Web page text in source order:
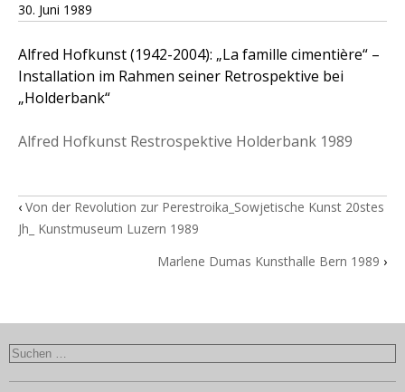
30. Juni 1989
Alfred Hofkunst (1942-2004): „La famille cimentière“ –
Installation im Rahmen seiner Retrospektive bei
„Holderbank“
Alfred Hofkunst Restrospektive Holderbank 1989
‹ Von der Revolution zur Perestroika_Sowjetische Kunst 20stes
Jh_ Kunstmuseum Luzern 1989
Marlene Dumas Kunsthalle Bern 1989 ›